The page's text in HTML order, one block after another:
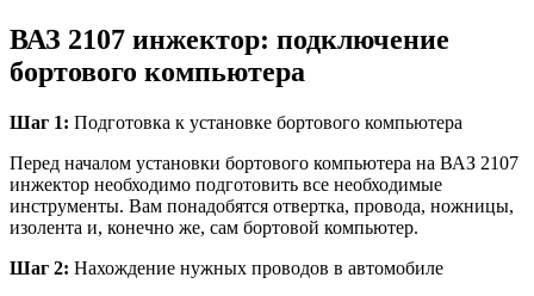
ВАЗ 2107 инжектор: подключение
бортового компьютера
Шаг 1: Подготовка к установке бортового компьютера
Перед началом установки бортового компьютера на ВАЗ 2107
инжектор необходимо подготовить все необходимые
инструменты. Вам понадобятся отвертка, провода, ножницы,
изолента и, конечно же, сам бортовой компьютер.
Шаг 2: Нахождение нужных проводов в автомобиле